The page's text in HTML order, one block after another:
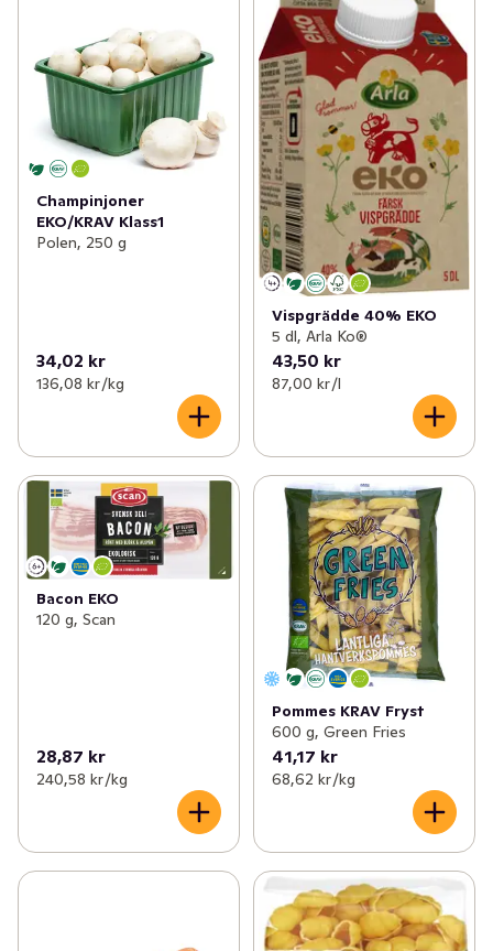
Champinjoner
EKO/KRAV Klass1
Polen, 250 g
34,02 kr
136,08 kr /kg
Vispgrädde 40% EKO
5 dl, Arla Ko®
43,50 kr
87,00 kr /l
Bacon EKO
120 g, Scan
28,87 kr
240,58 kr /kg
Pommes KRAV Fryst
600 g, Green Fries
41,17 kr
68,62 kr /kg